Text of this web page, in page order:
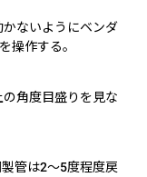
かないようにベンダ
操作する。
角度目盛りを見な
管は2〜5度程度戻